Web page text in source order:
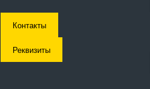
Контакты
Реквизиты